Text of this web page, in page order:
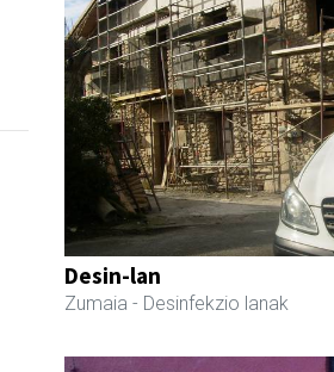
Desin-lan
Zumaia - Desinfekzio lanak